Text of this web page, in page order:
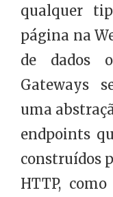
qualquer
página na
de dados
Gateways
uma
endpoints
construídos
HTTP, como